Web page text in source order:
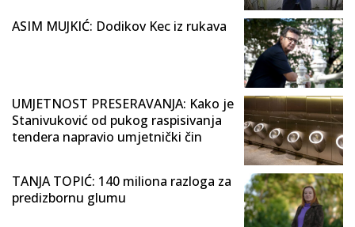
ASIM MUJKIĆ: Dodikov Kec iz rukava
UMJETNOST PRESERAVANJA: Kako je
Stanivuković od pukog raspisivanja
tendera napravio umjetnički čin
TANJA TOPIĆ: 140 miliona razloga za
predizbornu glumu